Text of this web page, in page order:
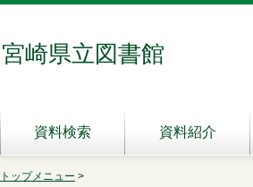
宮崎県立図書館
資料検索 資料紹介
トップメニュー >